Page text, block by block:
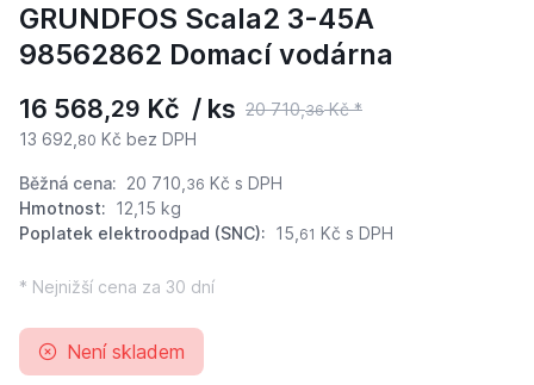
GRUNDFOS Scala2 3-45A
98562862 Domací vodárna
16 568,29 Kč / ks 20 710,36Kč *
13 692, 80 Kč bez DPH
Běžná cena: 20 710, 36 Kč s DPH
Hmotnost: 12,15 kg
Poplatek elektroodpad (SNC): 15, 61 Kč s DPH
* Nejnižší cena za 30 dní
Není skladem